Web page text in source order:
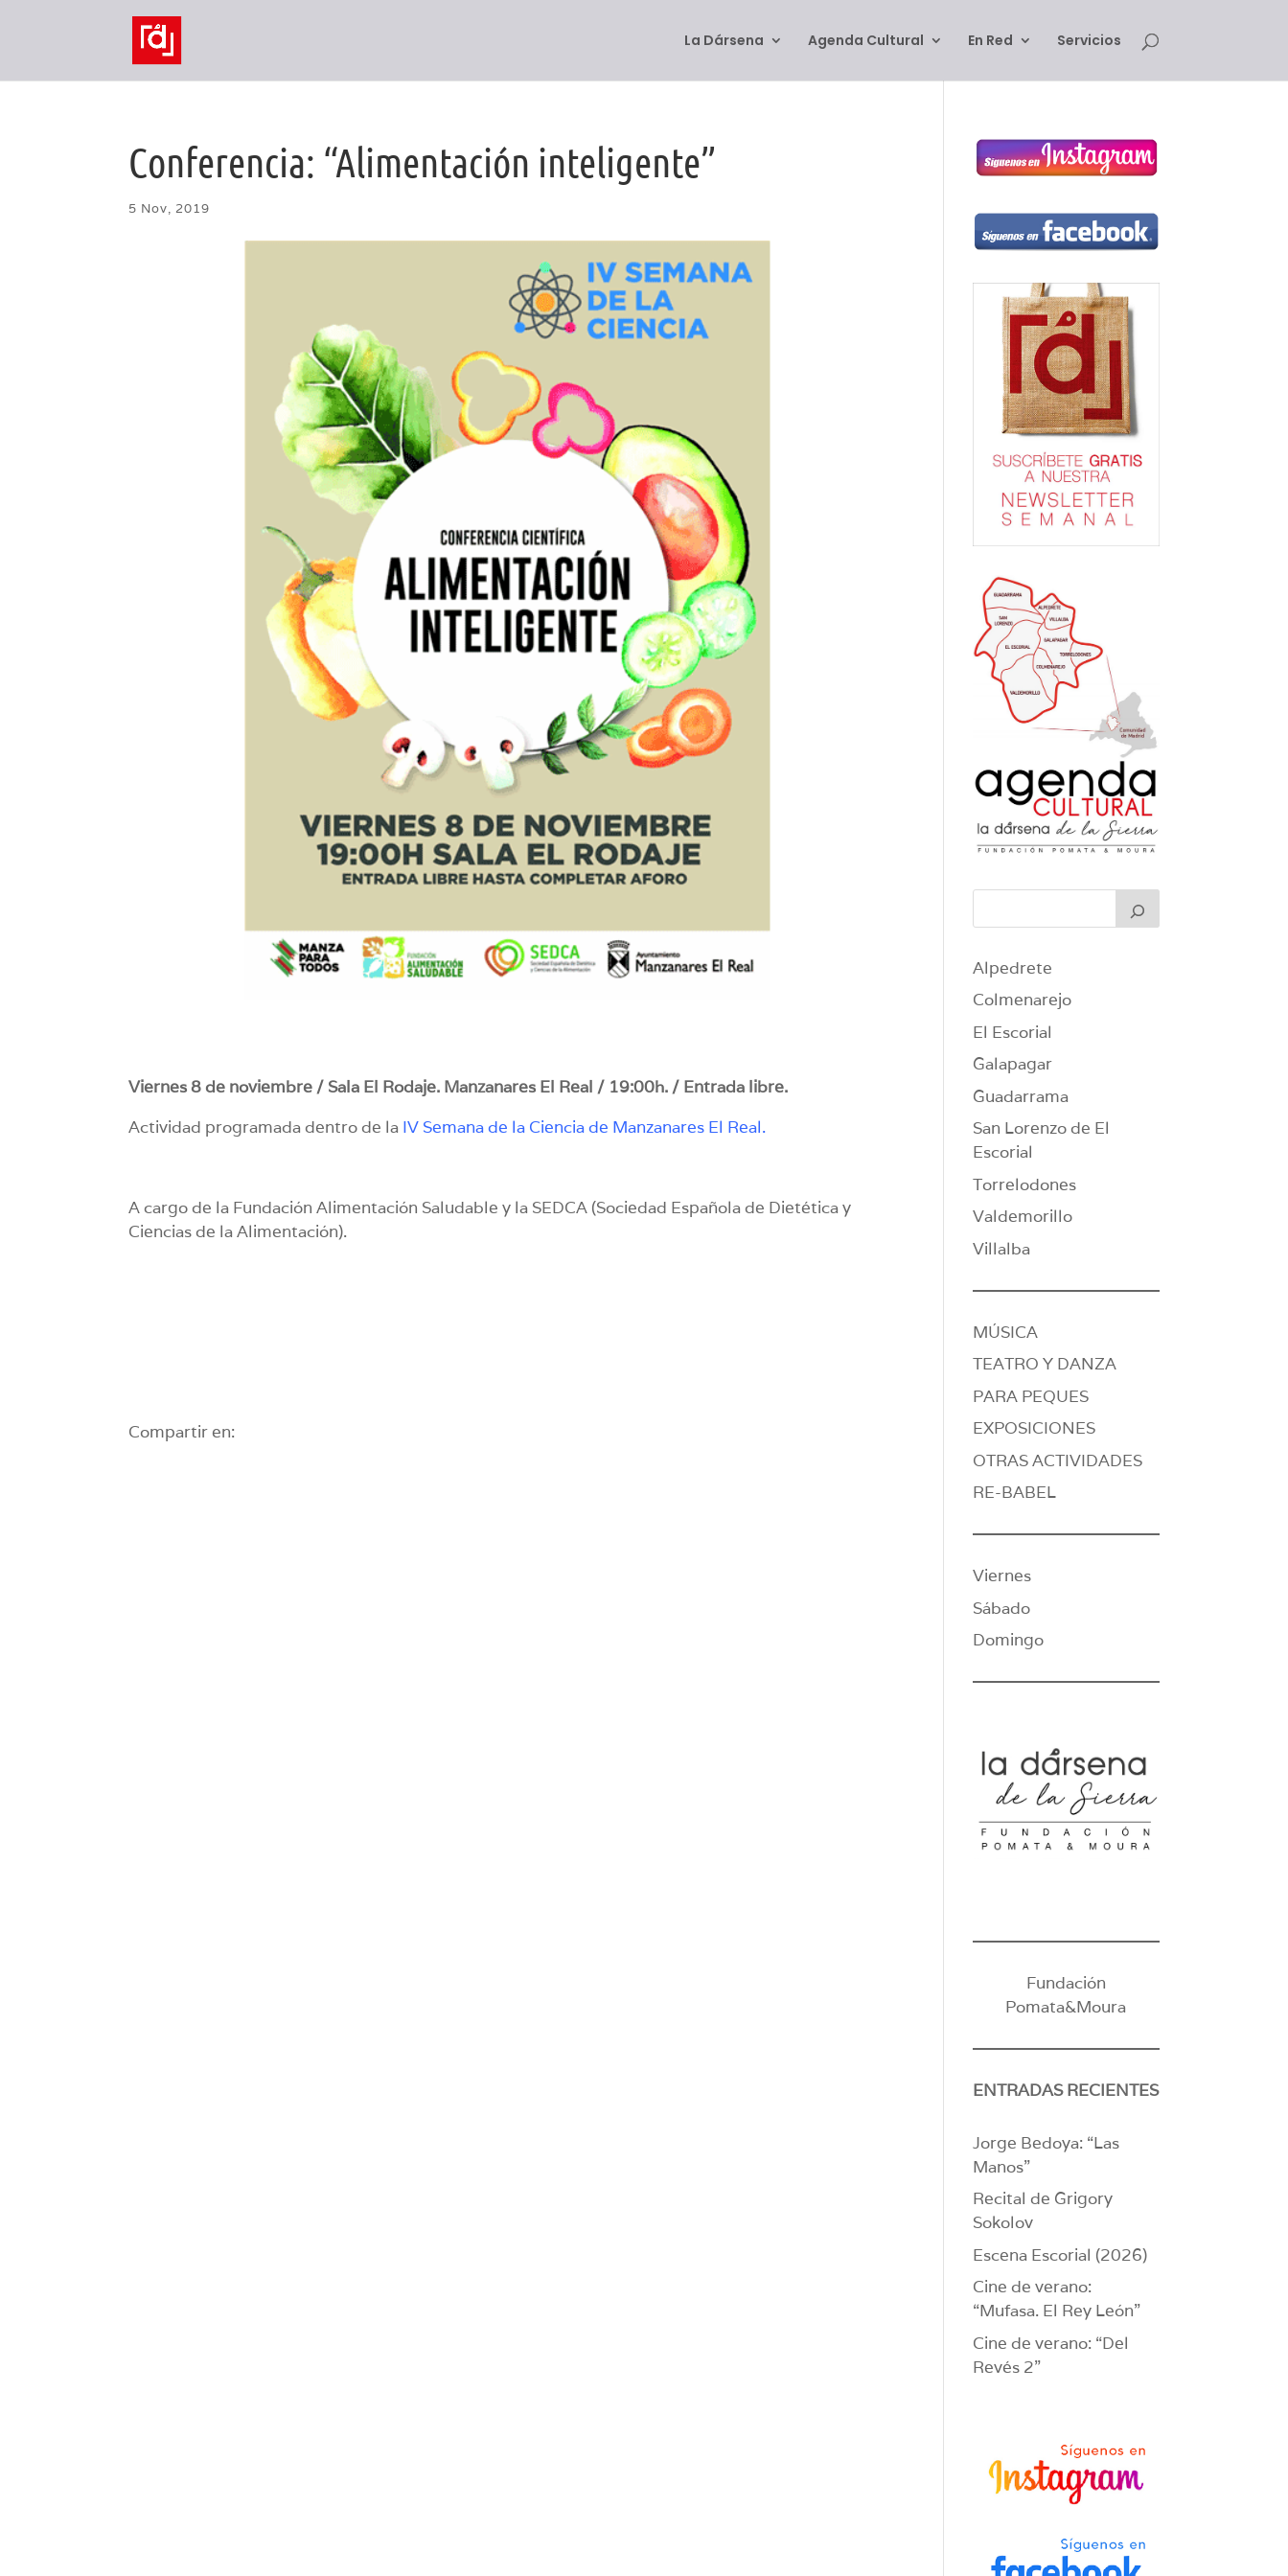
La Dársena Agenda Cultural En Red Servicios
Conferencia: “Alimentación inteligente”
5 Nov, 2019
Viernes 8 de noviembre / Sala El Rodaje. Manzanares El Real / 19:00h. / Entrada libre.
Actividad programada dentro de la IV Semana de la Ciencia de Manzanares El Real.
A cargo de la Fundación Alimentación Saludable y la SEDCA (Sociedad Española de Dietética y
Ciencias de la Alimentación).
Compartir en:
Alpedrete
Colmenarejo
El Escorial
Galapagar
Guadarrama
San Lorenzo de El
Escorial
Torrelodones
Valdemorillo
Villalba
MÚSICA
TEATRO Y DANZA
PARA PEQUES
EXPOSICIONES
OTRAS ACTIVIDADES
RE-BABEL
Viernes
Sábado
Domingo
Fundación
Pomata&Moura
ENTRADAS RECIENTES
Jorge Bedoya: “Las
Manos”
Recital de Grigory
Sokolov
Escena Escorial (2026)
Cine de verano:
“Mufasa. El Rey León”
Cine de verano: “Del
Revés 2”